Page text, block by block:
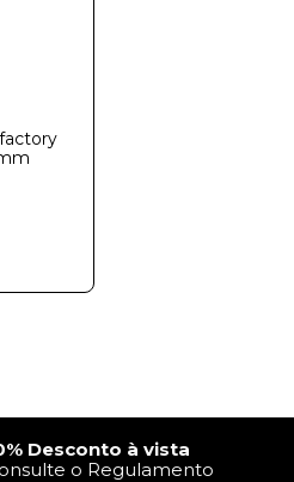
Desconto à vista
o Regulamento